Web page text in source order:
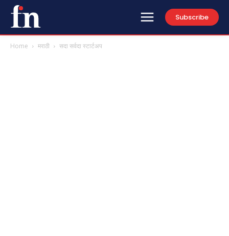
Subscribe
Home मराठी सदा सर्वदा स्टार्टअप